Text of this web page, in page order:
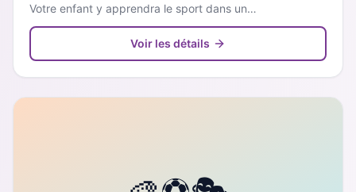
Votre enfant y apprendra le sport dans un
environnement multiculturel et bienveillant.
Voir les détails